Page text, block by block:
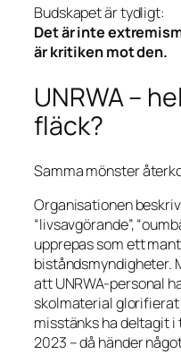
Budskapet är tydligt:
Det är inte
är kritiken mot den.
UNRWA –
fläck?
Samma mönster
Organisationen
“livsavgörande”,
upprepas som ett
biståndsmyndigheter.
att UNRWA-personal
skolmaterial
misstänks ha deltagit
2023 – då händer